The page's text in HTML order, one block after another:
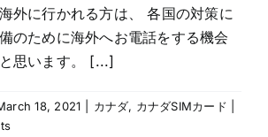
外に行かれる方は、 各国の対策に
のために海外へお電話をする機会
思います。 [...]
18, 2021 カナダ, カナダSIMカード |